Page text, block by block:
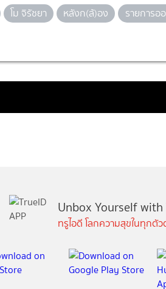
โม จิรัชยา หลังก(ล้)อง รายการอ
Unbox Yourself with
ทรูไอดี โลกความสุขในทุก